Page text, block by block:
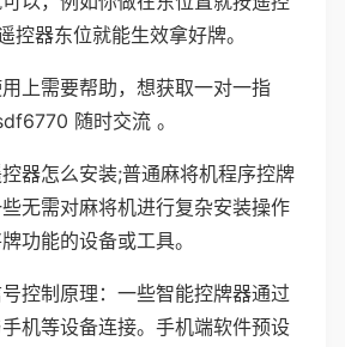
控器东位就能生效拿好牌。
上需要帮助，想获取一对一指
随时交流 。
器怎么安装;普通麻将机程序控牌
无需对麻将机进行复杂安装操作
功能的设备或工具。
控制原理：一些智能控牌器通过
机等设备连接。手机端软件预设